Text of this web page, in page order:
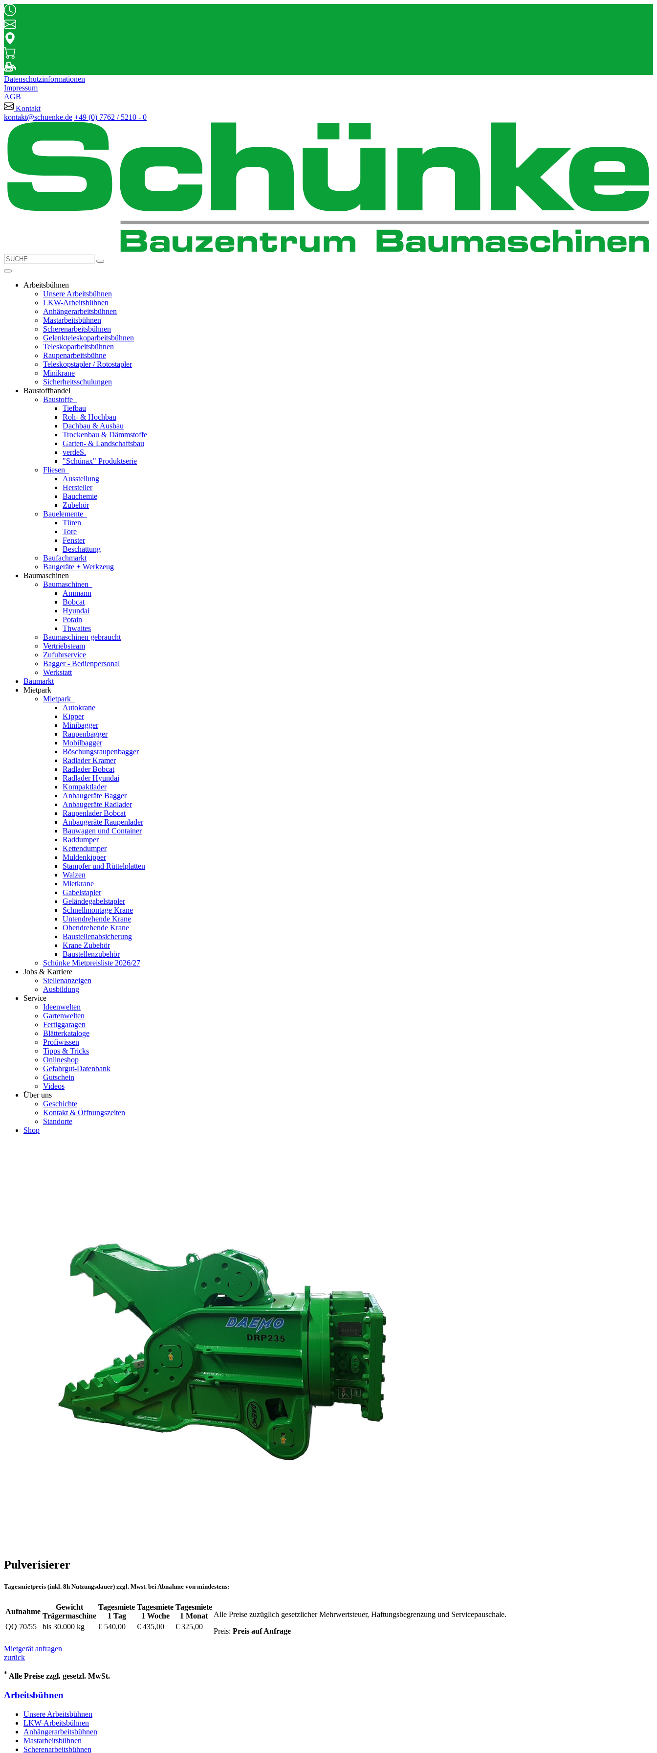
Datenschutzinformationen
Impressum
AGB
Kontakt
kontakt@schuenke.de +49 (0) 7762 / 5210 - 0
Arbeitsbühnen
Unsere Arbeitsbühnen
LKW-Arbeitsbühnen
Anhängerarbeitsbühnen
Mastarbeitsbühnen
Scherenarbeitsbühnen
Gelenkteleskoparbeitsbühnen
Teleskoparbeitsbühnen
Raupenarbeitsbühne
Teleskopstapler / Rotostapler
Minikrane
Sicherheitsschulungen
Baustoffhandel
Baustoffe
Tiefbau
Roh- & Hochbau
Dachbau & Ausbau
Trockenbau & Dämmstoffe
Garten- & Landschaftsbau
verdeS.
"Schünax" Produktserie
Fliesen
Ausstellung
Hersteller
Bauchemie
Zubehör
Bauelemente
Türen
Tore
Fenster
Beschattung
Baufachmarkt
Baugeräte + Werkzeug
Baumaschinen
Baumaschinen
Ammann
Bobcat
Hyundai
Potain
Thwaites
Baumaschinen gebraucht
Vertriebsteam
Zufuhrservice
Bagger - Bedienpersonal
Werkstatt
Baumarkt
Mietpark
Mietpark
Autokrane
Kipper
Minibagger
Raupenbagger
Mobilbagger
Böschungsraupenbagger
Radlader Kramer
Radlader Bobcat
Radlader Hyundai
Kompaktlader
Anbaugeräte Bagger
Anbaugeräte Radlader
Raupenlader Bobcat
Anbaugeräte Raupenlader
Bauwagen und Container
Raddumper
Kettendumper
Muldenkipper
Stampfer und Rüttelplatten
Walzen
Mietkrane
Gabelstapler
Geländegabelstapler
Schnellmontage Krane
Untendrehende Krane
Obendrehende Krane
Baustellenabsicherung
Krane Zubehör
Baustellenzubehör
Schünke Mietpreisliste 2026/27
Jobs & Karriere
Stellenanzeigen
Ausbildung
Service
Ideenwelten
Gartenwelten
Fertiggaragen
Blätterkataloge
Profiwissen
Tipps & Tricks
Onlineshop
Gefahrgut-Datenbank
Gutschein
Videos
Über uns
Geschichte
Kontakt & Öffnungszeiten
Standorte
Shop
Pulverisierer
Tagesmietpreis (inkl. 8h Nutzungsdauer) zzgl. Mwst. bei Abnahme von mindestens:
Aufnahme
Gewicht
Trägermaschine
Tagesmiete
1 Tag
Tagesmiete
1 Woche
Tagesmiete
1 Monat
QQ 70/55
bis 30.000 kg € 540,00 € 435,00 € 325,00
Alle Preise zuzüglich gesetzlicher Mehrwertsteuer, Haftungsbegrenzung und Servicepauschale.
Preis: Preis auf Anfrage
Mietgerät anfragen
zurück
* Alle Preise zzgl. gesetzl. MwSt.
Arbeitsbühnen
Unsere Arbeitsbühnen
LKW-Arbeitsbühnen
Anhängerarbeitsbühnen
Mastarbeitsbühnen
Scherenarbeitsbühnen